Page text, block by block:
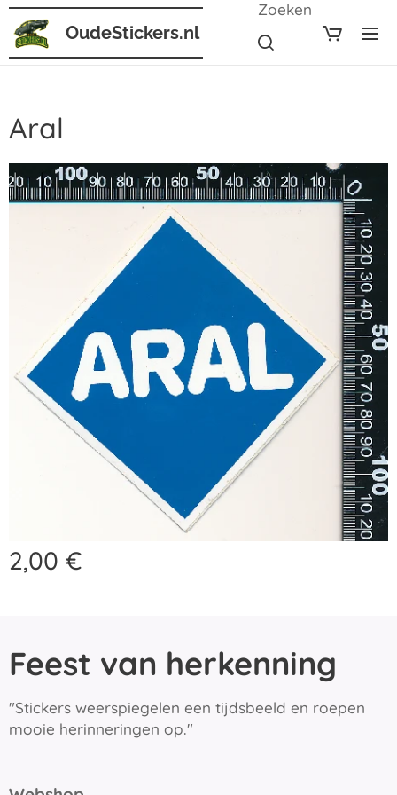
OudeStickers.nl
Zoeken
Aral
2,00 €
Feest van herkenning
"Stickers weerspiegelen een tijdsbeeld en roepen
mooie herinneringen op."